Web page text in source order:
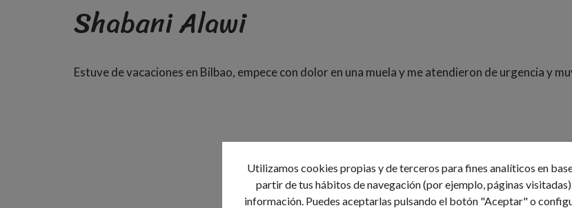
Shabani Alawi
Estuve de vacaciones en Bilbao, empece con dolor en una muela y me atendieron de urgencia y
Utilizamos cookies propias y de terceros para fines analíticos en
partir de tus hábitos de navegación (por ejemplo, páginas
información. Puedes aceptarlas pulsando el botón "Aceptar" o